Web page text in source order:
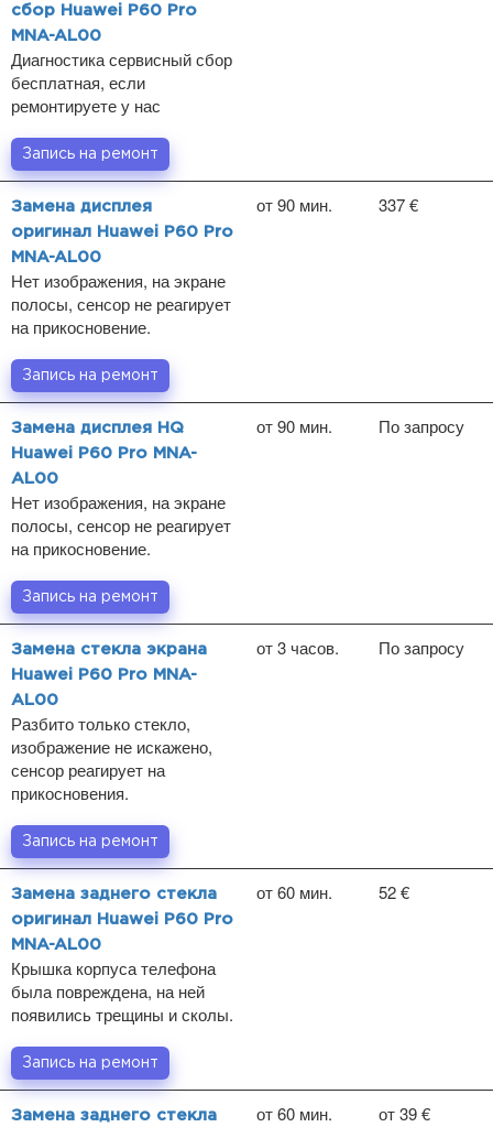
сбор Huawei P60 Pro
MNA-AL00
Диагностика сервисный сбор
бесплатная, если
ремонтируете у нас
Запись на ремонт
Замена дисплея
оригинал Huawei P60 Pro
MNA-AL00
Нет изображения, на экране
полосы, сенсор не реагирует
на прикосновение.
от 90 мин. 337 €
Запись на ремонт
Замена дисплея HQ
Huawei P60 Pro MNA-
AL00
Нет изображения, на экране
полосы, сенсор не реагирует
на прикосновение.
от 90 мин. По запросу
Запись на ремонт
Замена стекла экрана
Huawei P60 Pro MNA-
AL00
Разбито только стекло,
изображение не искажено,
сенсор реагирует на
прикосновения.
от 3 часов. По запросу
Запись на ремонт
Замена заднего стекла
оригинал Huawei P60 Pro
MNA-AL00
Крышка корпуса телефона
была повреждена, на ней
появились трещины и сколы.
от 60 мин. 52 €
Запись на ремонт
Замена заднего стекла от 60 мин. от 39 €